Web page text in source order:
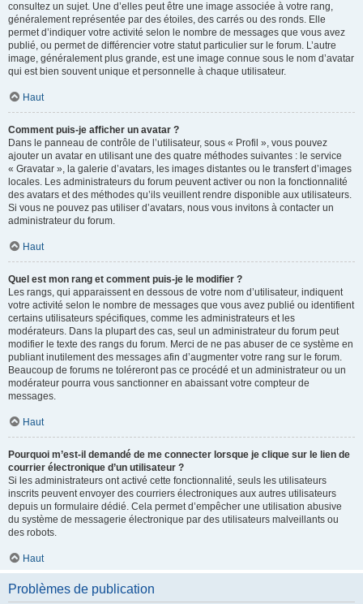
consultez un sujet. Une d’elles peut être une image associée à votre rang,
généralement représentée par des étoiles, des carrés ou des ronds. Elle
permet d’indiquer votre activité selon le nombre de messages que vous avez
publié, ou permet de différencier votre statut particulier sur le forum. L’autre
image, généralement plus grande, est une image connue sous le nom d’avatar
qui est bien souvent unique et personnelle à chaque utilisateur.
Haut
Comment puis-je afficher un avatar ?
Dans le panneau de contrôle de l’utilisateur, sous « Profil », vous pouvez
ajouter un avatar en utilisant une des quatre méthodes suivantes : le service
« Gravatar », la galerie d’avatars, les images distantes ou le transfert d’images
locales. Les administrateurs du forum peuvent activer ou non la fonctionnalité
des avatars et des méthodes qu’ils veuillent rendre disponible aux utilisateurs.
Si vous ne pouvez pas utiliser d’avatars, nous vous invitons à contacter un
administrateur du forum.
Haut
Quel est mon rang et comment puis-je le modifier ?
Les rangs, qui apparaissent en dessous de votre nom d’utilisateur, indiquent
votre activité selon le nombre de messages que vous avez publié ou identifient
certains utilisateurs spécifiques, comme les administrateurs et les
modérateurs. Dans la plupart des cas, seul un administrateur du forum peut
modifier le texte des rangs du forum. Merci de ne pas abuser de ce système en
publiant inutilement des messages afin d’augmenter votre rang sur le forum.
Beaucoup de forums ne toléreront pas ce procédé et un administrateur ou un
modérateur pourra vous sanctionner en abaissant votre compteur de
messages.
Haut
Pourquoi m’est-il demandé de me connecter lorsque je clique sur le lien de
courrier électronique d’un utilisateur ?
Si les administrateurs ont activé cette fonctionnalité, seuls les utilisateurs
inscrits peuvent envoyer des courriers électroniques aux autres utilisateurs
depuis un formulaire dédié. Cela permet d’empêcher une utilisation abusive
du système de messagerie électronique par des utilisateurs malveillants ou
des robots.
Haut
Problèmes de publication